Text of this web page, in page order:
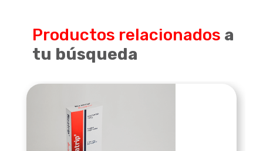
Productos relacionados a
tu búsqueda